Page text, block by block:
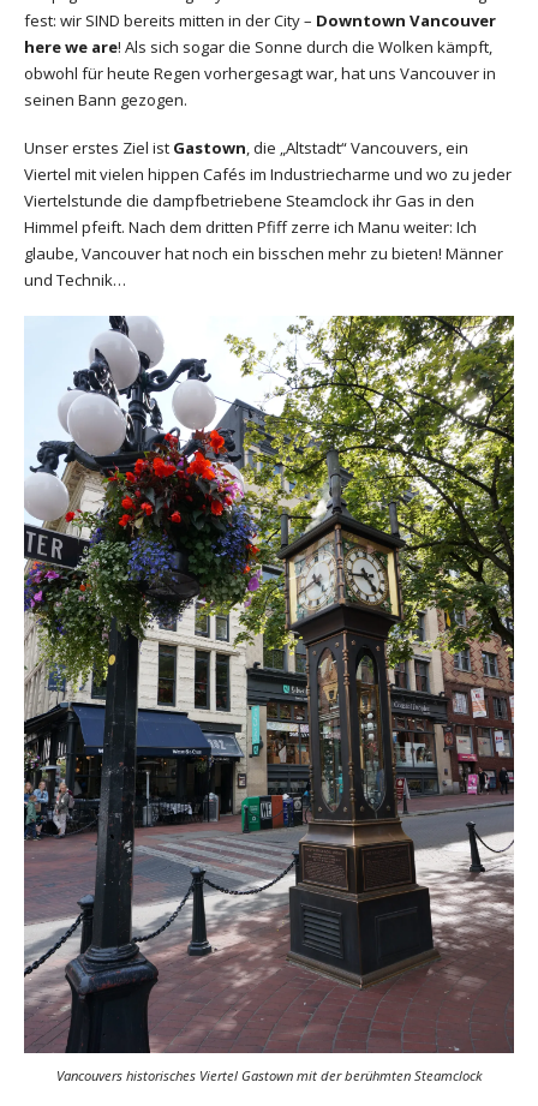
fest: wir SIND bereits mitten in der City – Downtown Vancouver
here we are! Als sich sogar die Sonne durch die Wolken kämpft,
obwohl für heute Regen vorhergesagt war, hat uns Vancouver in
seinen Bann gezogen.
Unser erstes Ziel ist Gastown, die „Altstadt“ Vancouvers, ein
Viertel mit vielen hippen Cafés im Industriecharme und wo zu jeder
Viertelstunde die dampfbetriebene Steamclock ihr Gas in den
Himmel pfeift. Nach dem dritten Pfiff zerre ich Manu weiter: Ich
glaube, Vancouver hat noch ein bisschen mehr zu bieten! Männer
und Technik…
Vancouvers historisches Viertel Gastown mit der berühmten Steamclock